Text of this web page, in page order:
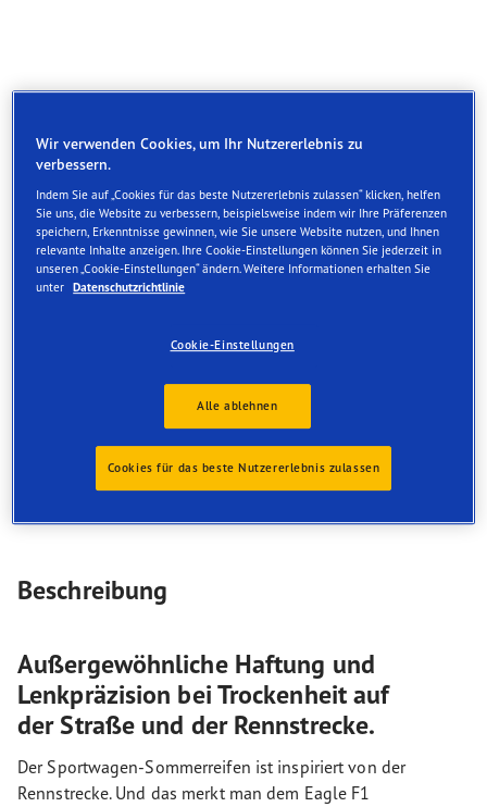
Außergewöhnliche Haftung und Lenkpräzision bei
Trockenheit auf der Straße und der Rennstrecke.
Außergewöhnlichem Handling auf trockener Fahrbahn
Ultimativer Lenkpräzision
Überragender Stabilität bei hohen Geschwindigkeiten
RIM PROTECTION Technology
Beschreibung
Außergewöhnliche Haftung und
Lenkpräzision bei Trockenheit auf
der Straße und der Rennstrecke.
Der Sportwagen-Sommerreifen ist inspiriert von der
Rennstrecke. Und das merkt man dem Eagle F1
Wir verwenden Cookies, um Ihr Nutzererlebnis zu
verbessern.
Indem Sie auf „Cookies für das beste Nutzererlebnis zulassen“ klicken, helfen
Sie uns, die Website zu verbessern, beispielsweise indem wir Ihre Präferenzen
speichern, Erkenntnisse gewinnen, wie Sie unsere Website nutzen, und Ihnen
relevante Inhalte anzeigen. Ihre Cookie-Einstellungen können Sie jederzeit in
unseren „Cookie-Einstellungen“ ändern. Weitere Informationen erhalten Sie
unter Datenschutzrichtlinie
Cookie-Einstellungen
Alle ablehnen
Cookies für das beste Nutzererlebnis zulassen